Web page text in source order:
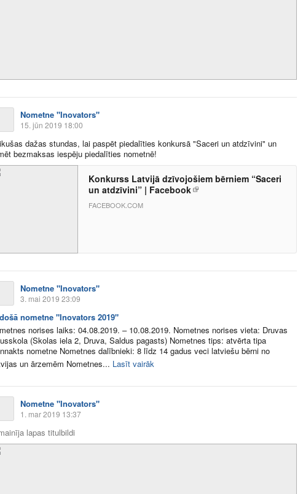
Nometne "Inovators"
15. jūn 2019 18:00
dažas stundas, lai paspēt piedalīties konkursā "Saceri un atdzīvini" un
bezmaksas iespēju piedalīties nometnē!
Konkurss Latvijā dzīvojošiem bērniem “Saceri
un atdzīvini” | Facebook
FACEBOOK.COM
Nometne "Inovators"
3. mai 2019 23:09
nometne "Inovators 2019"
norises laiks: 04.08.2019. – 10.08.2019. Nometnes norises vieta: Druvas
(Skolas iela 2, Druva, Saldus pagasts) Nometnes tips: atvērta tipa
nometne Nometnes dalībnieki: 8 līdz 14 gadus veci latviešu bērni no
un ārzemēm Nometnes... Lasīt vairāk
Nometne "Inovators"
1. mar 2019 13:37
lapas titulbildi